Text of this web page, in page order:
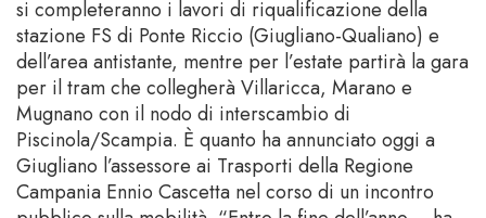
si completeranno i lavori di riqualificazione della
stazione FS di Ponte Riccio (Giugliano-Qualiano) e
dell’area antistante, mentre per l’estate partirà la gara
per il tram che collegherà Villaricca, Marano e
Mugnano con il nodo di interscambio di
Piscinola/Scampia. È quanto ha annunciato oggi a
Giugliano l’assessore ai Trasporti della Regione
Campania Ennio Cascetta nel corso di un incontro